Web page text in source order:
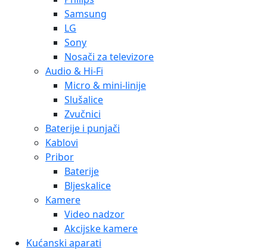
Samsung
LG
Sony
Nosači za televizore
Audio & Hi-Fi
Micro & mini-linije
Slušalice
Zvučnici
Baterije i punjači
Kablovi
Pribor
Baterije
Bljeskalice
Kamere
Video nadzor
Akcijske kamere
Kućanski aparati